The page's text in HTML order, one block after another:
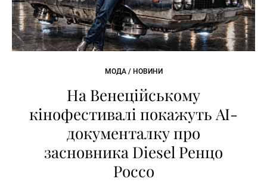
МОДА / НОВИНИ
На Венеційському
кінофестивалі покажуть AI-
документалку про
засновника Diesel Ренцо
Россо